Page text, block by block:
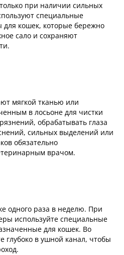
при наличии сильных
специальные
кошек, которые бережно
сало и сохраняют
мягкой тканью или
в лосьоне для чистки
обрабатывать глаза
сильных выделений или
обязательно
врачом.
одного раза в неделю. При
используйте специальные
для кошек. Во
глубоко в ушной канал, чтобы